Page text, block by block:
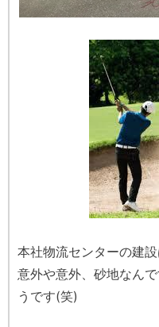
本社物流センターの建
意外や意外、砂地なん
うです(笑)